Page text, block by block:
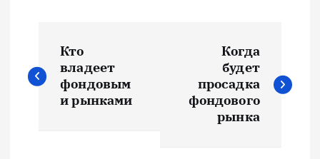
а
Кто
владеет
фондовым
и рынками
Когда
будет
просадка
фондового
рынка